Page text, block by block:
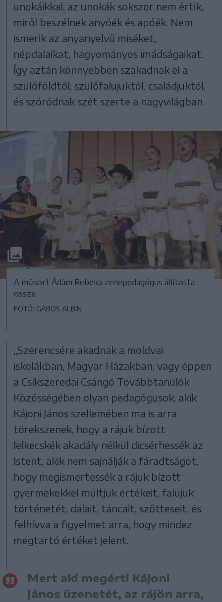
unokáikkal, az unokák sokszor nem értik,
miről beszélnek anyóék és apóék. Nem
ismerik az anyanyelvű miséket,
népdalaikat, hagyományos imádságaikat.
Így aztán könnyebben szakadnak el a
szülőföldtől, szülőfalujuktól, családjuktól,
és szóródnak szét szerte a nagyvilágban.
A műsort Ádám Rebeka zenepedagógus állította
össze
FOTÓ: GÁBOS ALBIN
„Szerencsére akadnak a moldvai
iskolákban, Magyar Házakban, vagy éppen
a Csíkszeredai Csángó Továbbtanulók
Közösségében olyan pedagógusok, akik
Kájoni János szellemében ma is arra
törekszenek, hogy a rájuk bízott
lelkecskék akadály nélkül dicsérhessék az
Istent, akik nem sajnálják a fáradtságot,
hogy megismertessék a rájuk bízott
gyermekekkel múltjuk értékeit, falujuk
történetét, dalait, táncait, szőtteseit, és
felhívva a figyelmet arra, hogy mindez
megtartó értéket jelent.
Mert aki megérti Kájoni
János üzenetét, az rájön arra,